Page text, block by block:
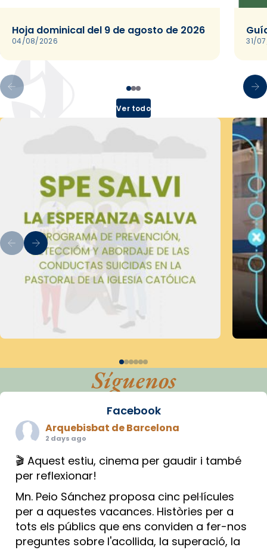
Hoja dominical del 9 de agosto de 2026
04/08/2026 31/
Ver todo
Síguenos
Facebook
Arquebisbat de Barcelona
2 days ago
🎬 Aquest estiu, cinema per gaudir i també
per reflexionar!
Mn. Peio Sánchez proposa cinc pel·lícules
per a aquestes vacances. Històries per a
tots els públics que ens conviden a fer-nos
preguntes sobre l'acollida, la superació, la